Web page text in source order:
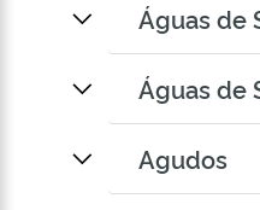
Águas de
Águas de
Agudos